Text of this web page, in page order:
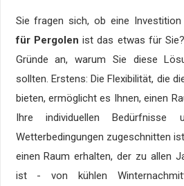
Sie fragen sich, ob eine Investition
für Pergolen ist das etwas für
Gründe an, warum Sie diese
sollten. Erstens: Die Flexibilität, die
bieten, ermöglicht es Ihnen, einen
Ihre individuellen Bedürfnisse
Wetterbedingungen zugeschnitten
einen Raum erhalten, der zu allen
ist - von kühlen